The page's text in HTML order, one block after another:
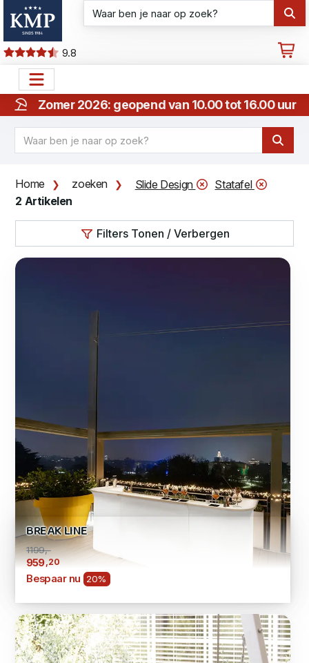
9.8
Zomer 2026: geopend van 10.00 tot 16.00 uur
Home zoeken Slide Design
Statafel
2 Artikelen
Filters Tonen / Verbergen
BREAK LINE
1199,-
959,20
Bespaar nu 20%